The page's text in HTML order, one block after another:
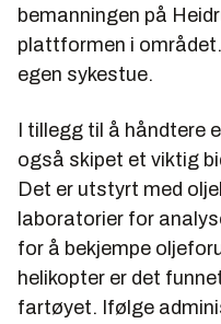
bemanningen på
plattformen i
egen sykestue.
I tillegg til å håndtere
også skipet et viktig
Det er utstyrt med
laboratorier for
for å bekjempe
helikopter er det
fartøyet. Ifølge